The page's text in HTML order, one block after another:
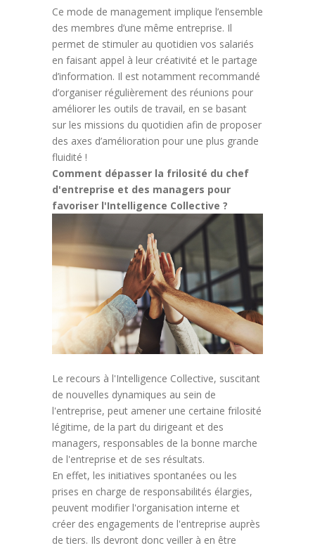
Ce mode de management implique l’ensemble
des membres d’une même entreprise. Il
permet de stimuler au quotidien vos salariés
en faisant appel à leur créativité et le partage
d’information. Il est notamment recommandé
d’organiser régulièrement des réunions pour
améliorer les outils de travail, en se basant
sur les missions du quotidien afin de proposer
des axes d’amélioration pour une plus grande
fluidité !
Comment dépasser la frilosité du chef
d'entreprise et des managers pour
favoriser l'Intelligence Collective ?
Le recours à l'Intelligence Collective, suscitant
de nouvelles dynamiques au sein de
l'entreprise, peut amener une certaine frilosité
légitime, de la part du dirigeant et des
managers, responsables de la bonne marche
de l'entreprise et de ses résultats.
En effet, les initiatives spontanées ou les
prises en charge de responsabilités élargies,
peuvent modifier l'organisation interne et
créer des engagements de l'entreprise auprès
de tiers. Ils devront donc veiller à en être